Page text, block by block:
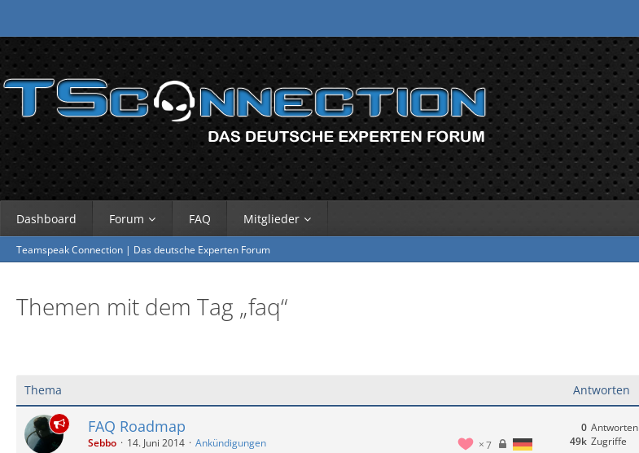
Dashboard Forum FAQ Mitglieder
Teamspeak Connection | Das deutsche Experten Forum
Themen mit dem Tag „faq“
Thema Antworten
FAQ Roadmap
7
Sebbo 14. Juni 2014 Ankündigungen
Antworten
0
Zugriffe
49k